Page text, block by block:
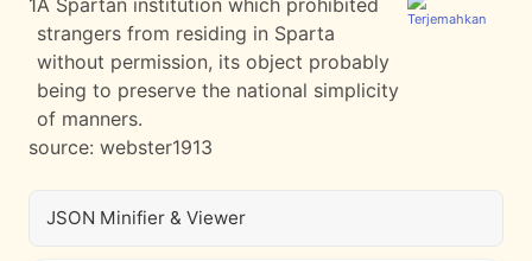
1A Spartan institution which prohibited
strangers from residing in Sparta
without permission, its object probably
being to preserve the national simplicity
of manners.
source: webster1913
JSON Minifier & Viewer